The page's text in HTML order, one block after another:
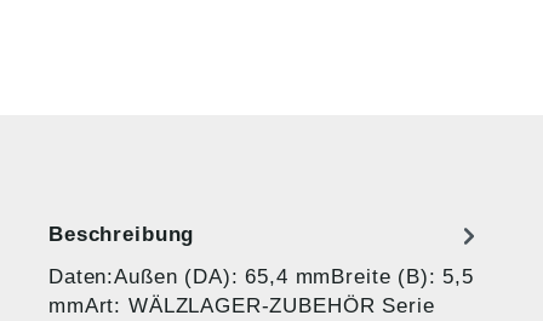
Beschreibung
Daten:Außen (DA): 65,4 mmBreite (B): 5,5
mmArt: WÄLZLAGER-ZUBEHÖR Serie